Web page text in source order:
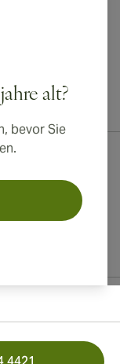
alt?
bevor Sie
Königreich und